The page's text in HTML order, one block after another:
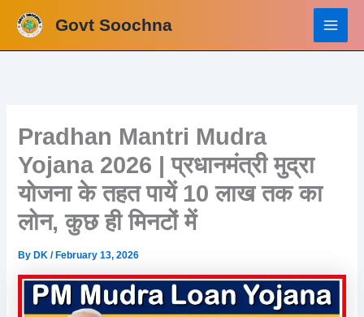
content
Govt Soochna
Pradhan Mantri Mudra
Yojana 2026 | प्रधानमंत्री मुद्रा
योजना के तहत पायें 10 लाख तक का
लोन, कुछ ही मिनटों में
By DK/ February 13, 2026